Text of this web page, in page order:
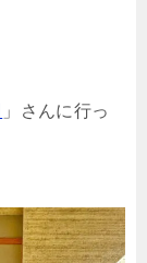
」さんに行っ